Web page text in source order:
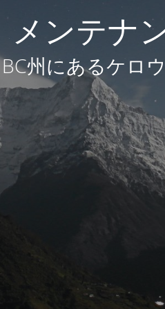
メンテナ
州にあるケロ